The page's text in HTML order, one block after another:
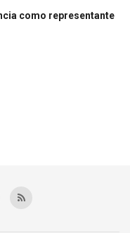
como representante